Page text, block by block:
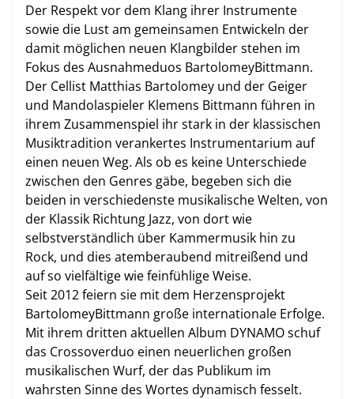
Der Respekt vor dem Klang ihrer Instrumente
sowie die Lust am gemeinsamen Entwickeln der
damit möglichen neuen Klangbilder stehen im
Fokus des Ausnahmeduos BartolomeyBittmann.
Der Cellist Matthias Bartolomey und der Geiger
und Mandolaspieler Klemens Bittmann führen in
ihrem Zusammenspiel ihr stark in der klassischen
Musiktradition verankertes Instrumentarium auf
einen neuen Weg. Als ob es keine Unterschiede
zwischen den Genres gäbe, begeben sich die
beiden in verschiedenste musikalische Welten, von
der Klassik Richtung Jazz, von dort wie
selbstverständlich über Kammermusik hin zu
Rock, und dies atemberaubend mitreißend und
auf so vielfältige wie feinfühlige Weise.
Seit 2012 feiern sie mit dem Herzensprojekt
BartolomeyBittmann große internationale Erfolge.
Mit ihrem dritten aktuellen Album DYNAMO schuf
das Crossoverduo einen neuerlichen großen
musikalischen Wurf, der das Publikum im
wahrsten Sinne des Wortes dynamisch fesselt.